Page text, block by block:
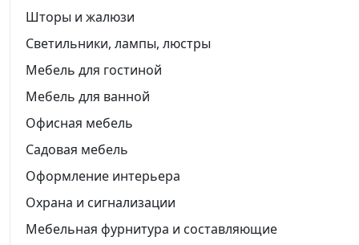
Шторы и жалюзи
Светильники, лампы, люстры
Мебель для гостиной
Мебель для ванной
Офисная мебель
Садовая мебель
Оформление интерьера
Охрана и сигнализации
Мебельная фурнитура и составляющие